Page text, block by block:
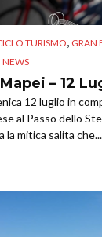
TURISMO, GRAN
NEWS
– 12
12 luglio in
al Passo dello
la mitica salita che...